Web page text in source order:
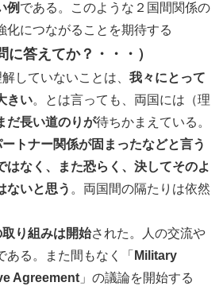
例 である。このような２国間関係の
化につながることを期待する
答えてか？・・・）
していないことは、 我々にとって
きい。とは言っても、両国には（理
だ長い道のりが待ちかまえている。
トナー関係が固まったなどと言う
はなく、また恐らく、決してそのよ
ないと思う 。両国間の隔たりは依然
り組みは開始された。人の交流や
る。また間もなく「 Military
Agreement 」の議論を開始する